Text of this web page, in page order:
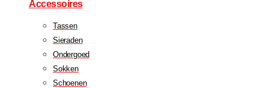
Accessoires
Tassen
Sieraden
Ondergoed
Sokken
Schoenen